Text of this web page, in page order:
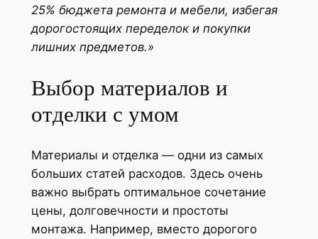
25% бюджета ремонта и мебели, избегая
дорогостоящих переделок и покупки
лишних предметов.»
Выбор материалов и
отделки с умом
Материалы и отделка — одни из самых
больших статей расходов. Здесь очень
важно выбрать оптимальное сочетание
цены, долговечности и простоты
монтажа. Например, вместо дорогого